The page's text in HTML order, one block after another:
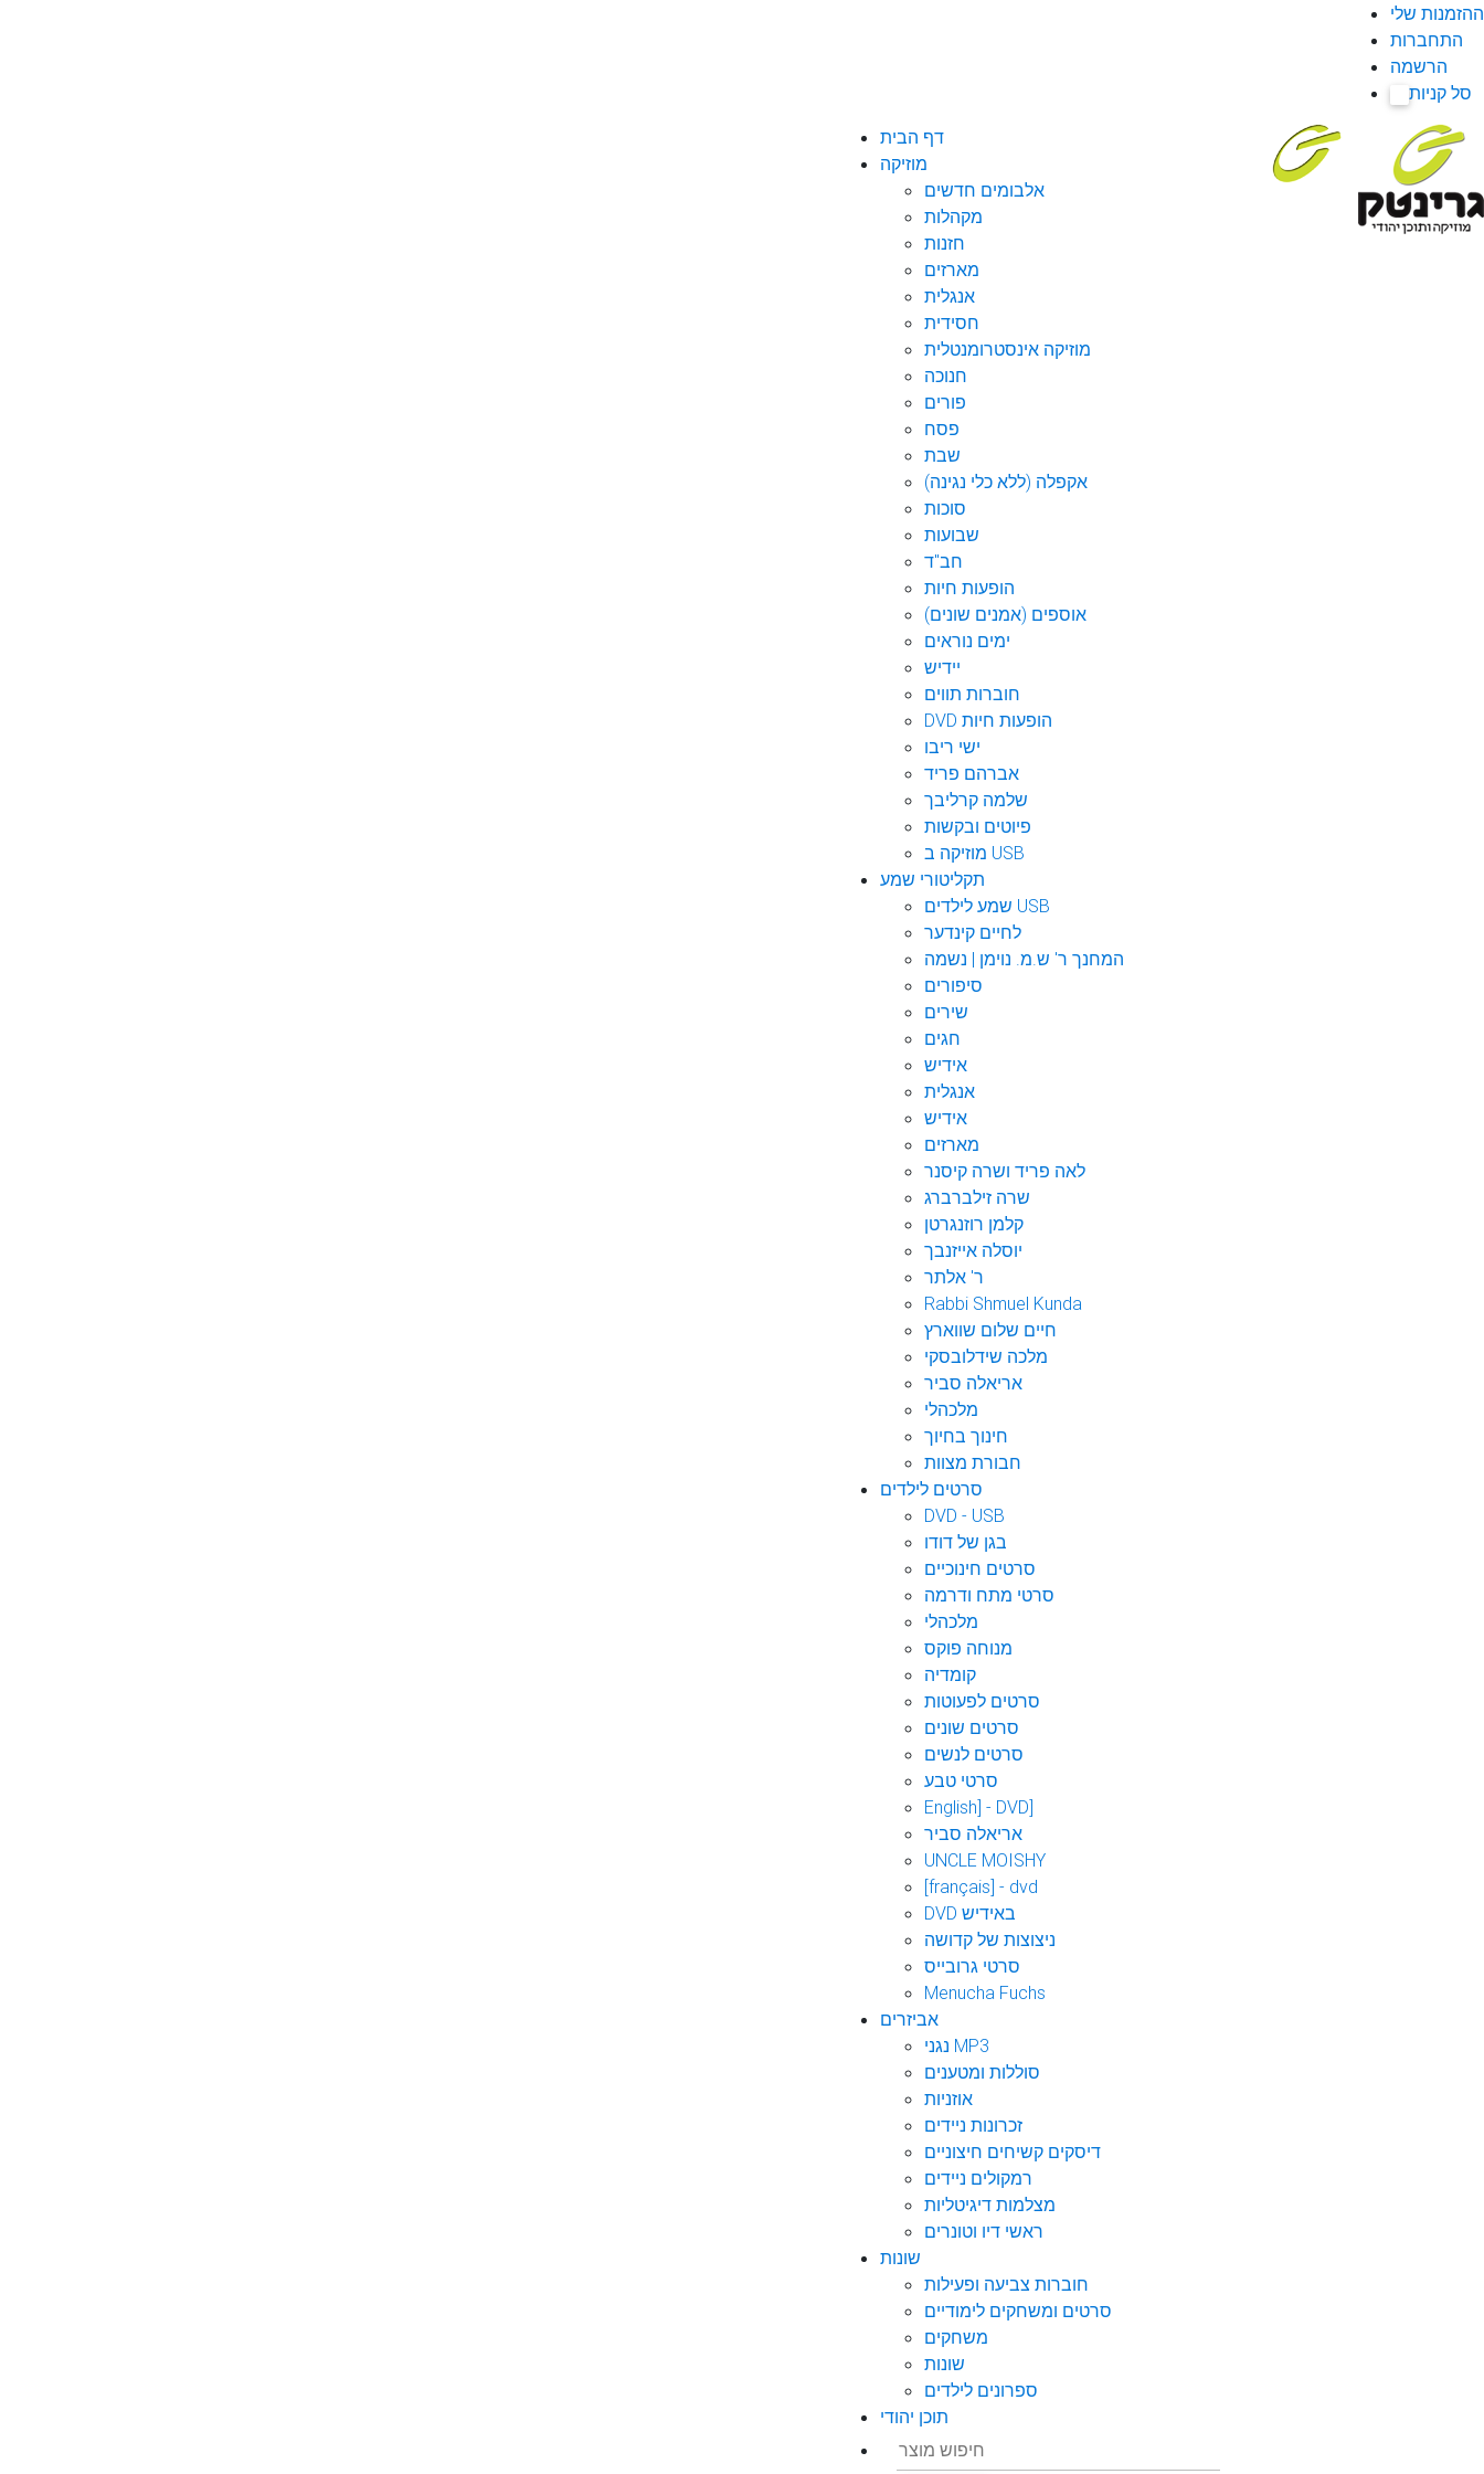
ההזמנות שלי
התחברות
הרשמה
סל קניות
דף הבית
מוזיקה
אלבומים חדשים
מקהלות
חזנות
מארזים
אנגלית
חסידית
מוזיקה אינסטרומנטלית
חנוכה
פורים
פסח
שבת
אקפלה (ללא כלי נגינה)
סוכות
שבועות
חב"ד
הופעות חיות
אוספים (אמנים שונים)
ימים נוראים
יידיש
חוברות תווים
DVD הופעות חיות
ישי ריבו
אברהם פריד
שלמה קרליבך
פיוטים ובקשות
מוזיקה ב USB
תקליטורי שמע
שמע לילדים USB
לחיים קינדער
המחנך ר' ש.מ. נוימן | נשמה
סיפורים
שירים
חגים
אידיש
אנגלית
אידיש
מארזים
לאה פריד ושרה קיסנר
שרה זילברברג
קלמן רוזנגרטן
יוסלה אייזנבך
ר' אלתר
Rabbi Shmuel Kunda
חיים שלום שווארץ
מלכה שידלובסקי
אריאלה סביר
מלכהלי
חינוך בחיוך
חבורת מצוות
סרטים לילדים
DVD - USB
בגן של דודו
סרטים חינוכיים
סרטי מתח ודרמה
מלכהלי
מנוחה פוקס
קומדיה
סרטים לפעוטות
סרטים שונים
סרטים לנשים
סרטי טבע
English] - DVD]
אריאלה סביר
UNCLE MOISHY
[français] - dvd
DVD באידיש
ניצוצות של קדושה
סרטי גרובייס
Menucha Fuchs
אביזרים
נגני MP3
סוללות ומטענים
אוזניות
זכרונות ניידים
דיסקים קשיחים חיצוניים
רמקולים ניידים
מצלמות דיגיטליות
ראשי דיו וטונרים
שונות
חוברות צביעה ופעילות
סרטים ומשחקים לימודיים
משחקים
שונות
ספרונים לילדים
תוכן יהודי